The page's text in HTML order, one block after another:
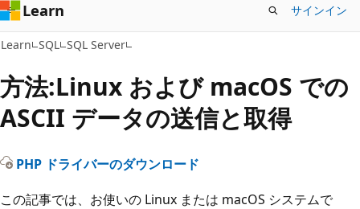
ッ
プ
Learn サインイン
Learn SQL SQL Server
方法:Linux および macOS での
ASCII データの送信と取得
PHP ドライバーのダウンロード
この記事では、お使いの Linux または macOS システムで